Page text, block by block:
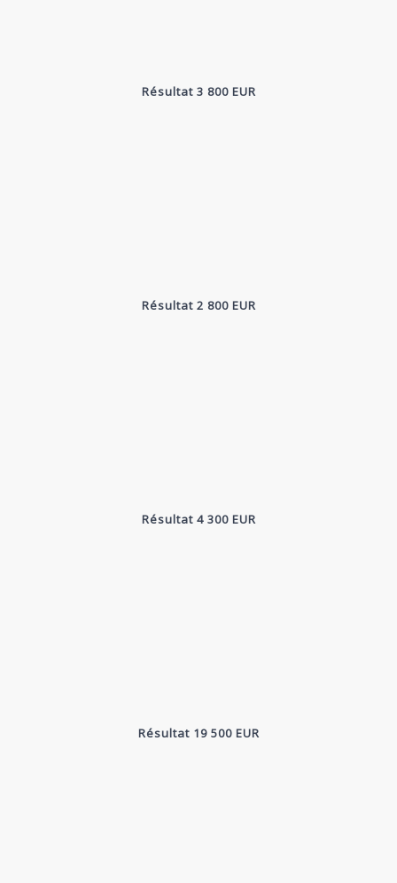
Résultat 3 800 EUR
Résultat 2 800 EUR
Résultat 4 300 EUR
Résultat 19 500 EUR